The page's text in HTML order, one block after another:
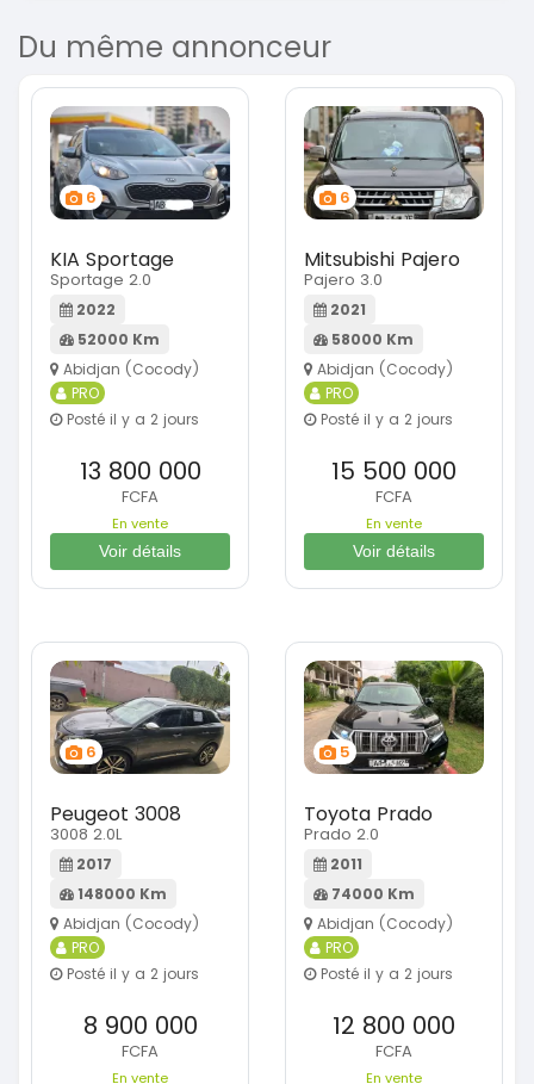
Du même annonceur
6
KIA Sportage
Sportage 2.0
2022
52000 Km
Abidjan (Cocody)
PRO
Posté il y a 2 jours
13 800 000
FCFA
En vente
Voir détails
6
Mitsubishi Pajero
Pajero 3.0
2021
58000 Km
Abidjan (Cocody)
PRO
Posté il y a 2 jours
15 500 000
FCFA
En vente
Voir détails
6
Peugeot 3008
3008 2.0L
2017
148000 Km
Abidjan (Cocody)
PRO
Posté il y a 2 jours
8 900 000
FCFA
En vente
5
Toyota Prado
Prado 2.0
2011
74000 Km
Abidjan (Cocody)
PRO
Posté il y a 2 jours
12 800 000
FCFA
En vente